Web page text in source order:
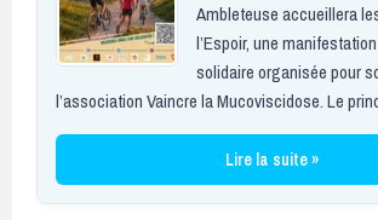
Ambleteuse accueillera
l’Espoir, une
solidaire organisée pour
l’association Vaincre la Mucoviscidose. Le
Lire la suite »